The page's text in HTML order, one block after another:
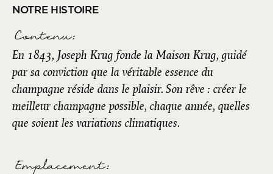
NOTRE HISTOIRE
Contenu:
En 1843, Joseph Krug fonde la Maison Krug, guidé
par sa conviction que la véritable essence du
champagne réside dans le plaisir. Son rêve : créer le
meilleur champagne possible, chaque année, quelles
que soient les variations climatiques.
Emplacement: